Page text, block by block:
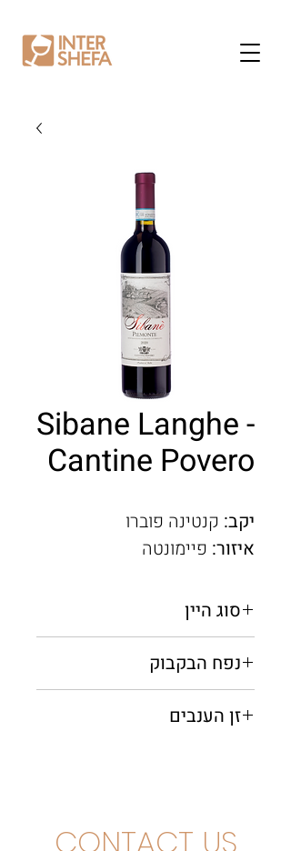
Sibane Langhe -
Cantine Povero
יקב: קנטינה פוברו
איזור: פיימונטה
סוג היין
נפח הבקבוק
זן הענבים
CONTACT US